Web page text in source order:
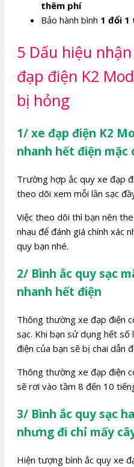
thêm phí
Bảo hành bình 1 đổi
5 Dấu hiệu
đạp điện K2
bị hỏng
1/ xe đạp điện K2
nhanh hết điện mặc
Trường hợp ắc quy xe đạp
theo dõi xem mỗi lần sạc
Việc theo dõi thì bạn nên
nhau để đánh giá chính xác
quy bạn nhé.
2/ Bình ắc quy sạc
nhanh hết điện
Thông thường xe đạp điện
sạc. Khi bạn sử dụng hết số
điện của bạn sẽ bị chai dẫn
Thông thường xe đạp điện
sẽ rơi vào tầm 8 đến 10
3/ Bình ắc quy sạc
nhưng đi chỉ mấy
Hiện tượng bình ắc quy xe